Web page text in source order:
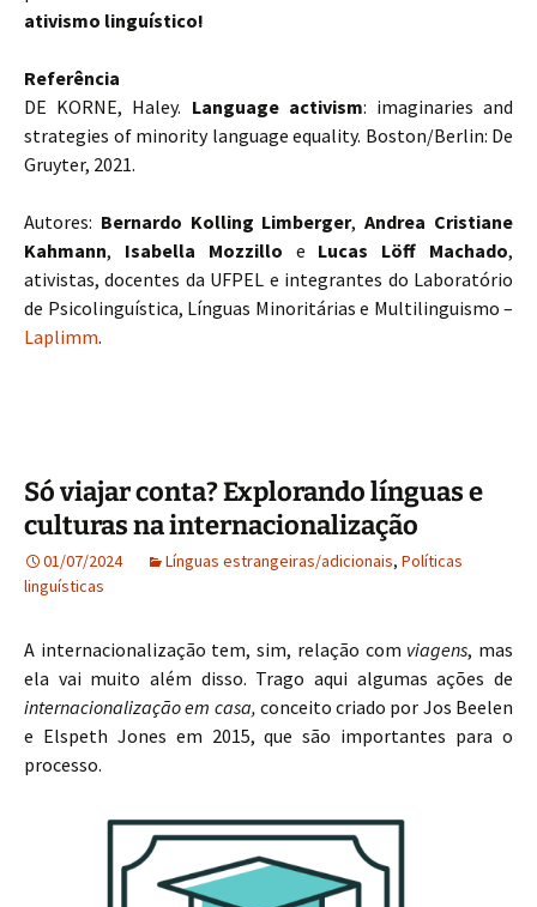
ativismo linguístico!
Referência
DE KORNE, Haley. Language activism: imaginaries and
strategies of minority language equality. Boston/Berlin: De
Gruyter, 2021.
Autores: Bernardo Kolling Limberger,Andrea Cristiane
Kahmann, Isabella Mozzillo e Lucas Löff Machado,
ativistas, docentes da UFPEL e integrantes do Laboratório
de Psicolinguística, Línguas Minoritárias e Multilinguismo –
Laplimm.
Só viajar conta? Explorando línguas e
culturas na internacionalização
01/07/2024 Línguas estrangeiras/adicionais, Políticas
linguísticas
A internacionalização tem, sim, relação com viagens, mas
ela vai muito além disso. Trago aqui algumas ações de
internacionalização em casa, conceito criado por Jos Beelen
e Elspeth Jones em 2015, que são importantes para o
processo.